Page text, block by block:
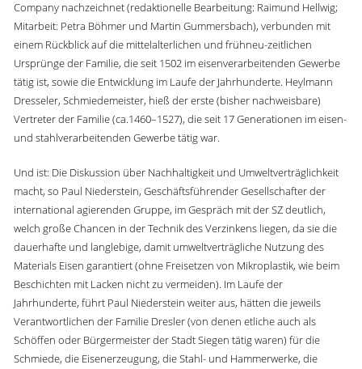
Company nachzeichnet (redaktionelle Bearbeitung: Raimund Hellwig;
Mitarbeit: Petra Böhmer und Martin Gummersbach), verbunden mit
einem Rückblick auf die mittelalterlichen und frühneu-zeitlichen
Ursprünge der Familie, die seit 1502 im eisenverarbeitenden Gewerbe
tätig ist, sowie die Entwicklung im Laufe der Jahrhunderte. Heylmann
Dresseler, Schmiedemeister, hieß der erste (bisher nachweisbare)
Vertreter der Familie (ca.1460–1527), die seit 17 Generationen im eisen-
und stahlverarbeitenden Gewerbe tätig war.
Und ist: Die Diskussion über Nachhaltigkeit und Umweltverträglichkeit
macht, so Paul Niederstein, Geschäftsführender Gesellschafter der
international agierenden Gruppe, im Gespräch mit der SZ deutlich,
welch große Chancen in der Technik des Verzinkens liegen, da sie die
dauerhafte und langlebige, damit umweltverträgliche Nutzung des
Materials Eisen garantiert (ohne Freisetzen von Mikroplastik, wie beim
Beschichten mit Lacken nicht zu vermeiden). Im Laufe der
Jahrhunderte, führt Paul Niederstein weiter aus, hätten die jeweils
Verantwortlichen der Familie Dresler (von denen etliche auch als
Schöffen oder Bürgermeister der Stadt Siegen tätig waren) für die
Schmiede, die Eisenerzeugung, die Stahl- und Hammerwerke, die